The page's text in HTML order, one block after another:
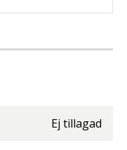
Ej tillagad